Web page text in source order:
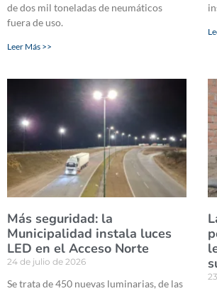
de dos mil toneladas de neumáticos
fuera de uso.
Leer Más >>
Más seguridad: la
Municipalidad instala luces
LED en el Acceso Norte
24 de julio de 2026
Se trata de 450 nuevas luminarias, de las